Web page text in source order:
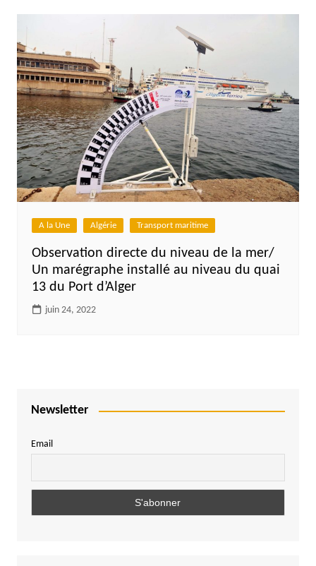
A la Une Algérie Transport maritime
Observation directe du niveau de la mer/
Un marégraphe installé au niveau du quai
13 du Port d’Alger
juin 24, 2022
Newsletter
Email